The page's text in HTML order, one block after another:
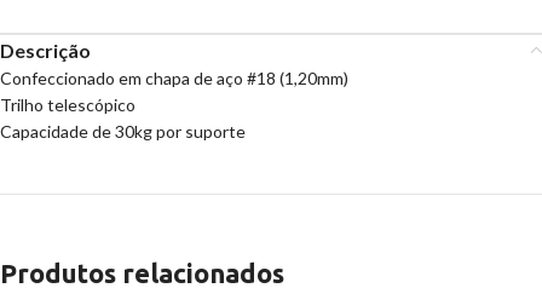
Descrição
Confeccionado em chapa de aço #18 (1,20mm)
Trilho telescópico
Capacidade de 30kg por suporte
Produtos relacionados